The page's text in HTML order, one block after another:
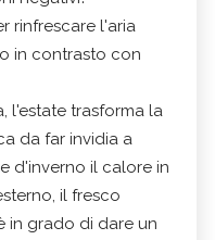
rinfrescare l'aria
in contrasto con
l'estate trasforma la
da far invidia a
d'inverno il calore in
il fresco
in grado di dare un